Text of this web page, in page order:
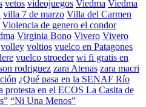
vetos videojuegos Viedma Viedma
villa 7 de marzo Villa del Carmen
Violencia de genero el condor
Virginia Bono Vivero Vivero
volley voltios vuelco en Patagones
vuelco stroeder wi fi gratis en
rodriguez zara Atenas zara macri
¿Qué pasa en la SENAF Río
protesta en el ECOS La Casita de
“Ni Una Menos”